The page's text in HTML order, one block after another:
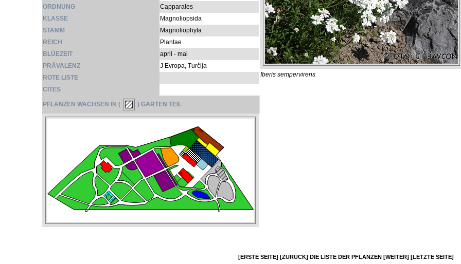
ORDNUNG
Capparales
KLASSE
Magnoliopsida
STAMM
Magnoliophyta
REICH
Plantae
BLÜEZEIT
april - mai
PRÄVALENZ
J Evropa, Turčija
ROTE LISTE
CITES
PFLANZEN WACHSEN IN ( ) GARTEN TEIL
Iberis sempervirens
[ERSTE SEITE] [ZURÜCK] DIE LISTE DER PFLANZEN [WEITER] [LETZTE SEITE]